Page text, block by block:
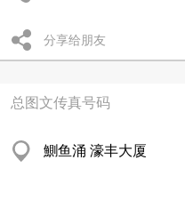
分享给朋友
总图文传真号码
鰂鱼涌 濠丰大厦